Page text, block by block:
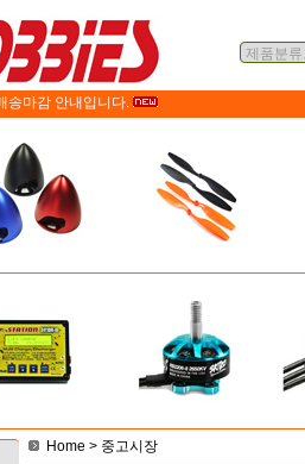
송마감 안내입니다.
Home > 중고시장